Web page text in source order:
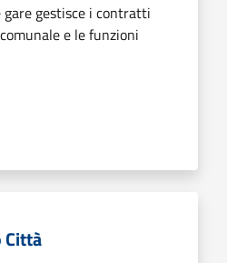
gestisce i contratti
e le funzioni
Città